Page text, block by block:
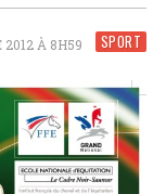
SPORT
2012 À 8H59